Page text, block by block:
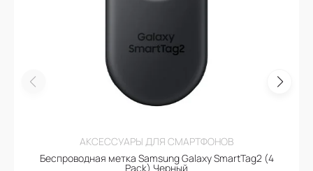
АКСЕССУАРЫ ДЛЯ СМАРТФОНОВ
Беспроводная метка Samsung Galaxy SmartTag2 (4
Pack) Черный